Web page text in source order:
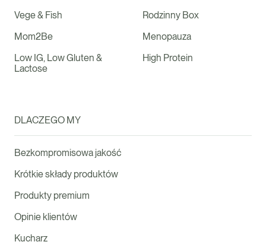
Vege & Fish
Mom2Be
Low IG, Low Gluten &
Lactose
Rodzinny Box
Menopauza
High Protein
DLACZEGO MY
Bezkompromisowa jakość
Krótkie składy produktów
Produkty premium
Opinie klientów
Kucharz